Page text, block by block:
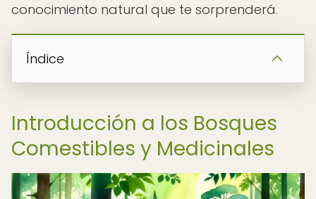
conocimiento natural que te sorprenderá.
Índice
Introducción a los Bosques
Comestibles y Medicinales